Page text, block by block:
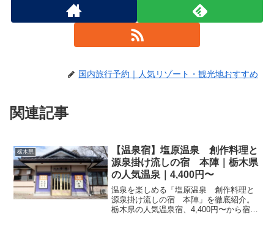
国内旅行予約｜人気リゾート・観光地おすすめ
関連記事
栃木県
【温泉宿】塩原温泉 創作料理と
源泉掛け流しの宿 本陣｜栃木県
の人気温泉｜4,400円〜
温泉を楽しめる「塩原温泉 創作料理と
源泉掛け流しの宿 本陣」を徹底紹介。
栃木県の人気温泉宿、4,400円〜から宿泊